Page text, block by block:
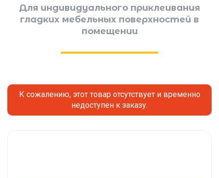
Для индивидуального приклеивания
гладких мебельных поверхностей в
помещении
К сожалению, этот товар отсутствует и временно
недоступен к заказу.